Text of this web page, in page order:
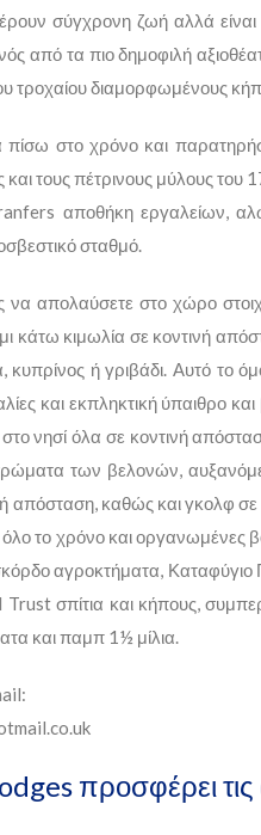
σύγχρονη ζωή αλλά είναι
από τα πιο δημοφιλή
τροχαίου διαμορφωμένους
στο χρόνο και
τους πέτρινους μύλους του
αποθήκη εργαλείων,
σταθμό.
να απολαύσετε στο χώρο
κάτω κιμωλία σε κοντινή
κυπρίνος ή γριβάδι. Αυτό το
και εκπληκτική ύπαιθρο
νησί όλα σε κοντινή
των βελονών,
απόσταση, καθώς και γκολφ
το χρόνο και οργανωμένες
αγροκτήματα,
σπίτια και κήπους,
και παμπ 1½ μίλια.
προσφέρει